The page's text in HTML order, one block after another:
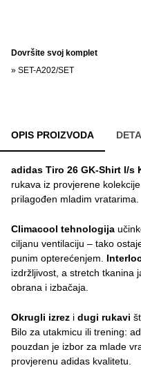
Dovršite svoj komplet
» SET-A202/SET
OPIS PROIZVODA
adidas Tiro 26 GK-Shirt l/s
rukava iz provjerene
prilagođen mladim vratarima.
Climacool tehnologija
ciljanu ventilaciju – tako
punim opterećenjem.
izdržljivost, a stretch tkanina
obrana i izbačaja.
Okrugli izrez i dugi rukavi
Bilo za utakmicu ili trening:
pouzdan je izbor za mlade
provjerenu adidas kvalitetu.